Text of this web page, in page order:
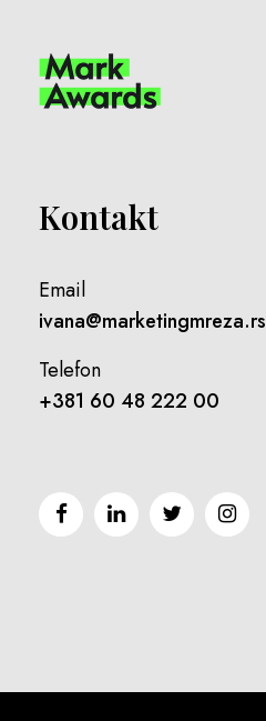
Kontakt
Email
ivana@marketingmreza.rs
Telefon
+381 60 48 222 00